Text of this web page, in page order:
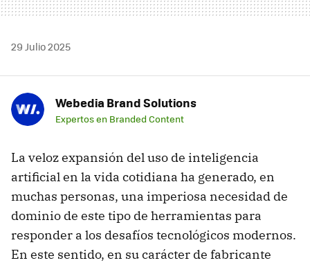
29 Julio 2025
Webedia Brand Solutions
Expertos en Branded Content
La veloz expansión del uso de inteligencia
artificial en la vida cotidiana ha generado, en
muchas personas, una imperiosa necesidad de
dominio de este tipo de herramientas para
responder a los desafíos tecnológicos modernos.
En este sentido, en su carácter de fabricante